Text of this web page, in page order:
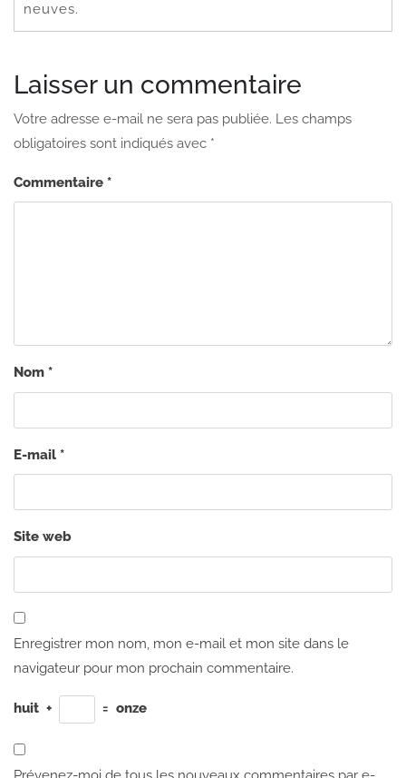
neuves.
Laisser un commentaire
Votre adresse e-mail ne sera pas publiée. Les champs
obligatoires sont indiqués avec *
Commentaire *
Nom *
E-mail *
Site web
Enregistrer mon nom, mon e-mail et mon site dans le
navigateur pour mon prochain commentaire.
huit + = onze